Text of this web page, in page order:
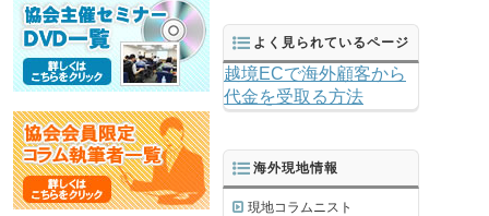
よく見られているページ
越境ECで海外顧客から
代金を受取る方法
海外現地情報
現地コラムニスト